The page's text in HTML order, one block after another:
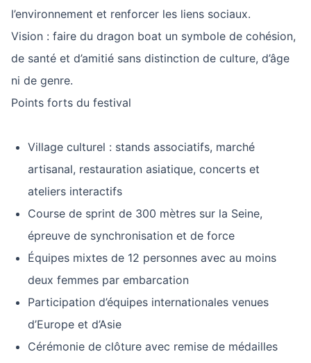
l’environnement et renforcer les liens sociaux.
Vision : faire du dragon boat un symbole de cohésion,
de santé et d’amitié sans distinction de culture, d’âge
ni de genre.
Points forts du festival
Village culturel : stands associatifs, marché
artisanal, restauration asiatique, concerts et
ateliers interactifs
Course de sprint de 300 mètres sur la Seine,
épreuve de synchronisation et de force
Équipes mixtes de 12 personnes avec au moins
deux femmes par embarcation
Participation d’équipes internationales venues
d’Europe et d’Asie
Cérémonie de clôture avec remise de médailles